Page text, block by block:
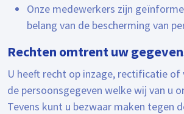
Onze medewerkers zijn
belang van de bescherming van
Rechten omtrent uw
U heeft recht op inzage, rectificatie of
de persoonsgegeven welke wij van u
Tevens kunt u bezwaar maken tegen